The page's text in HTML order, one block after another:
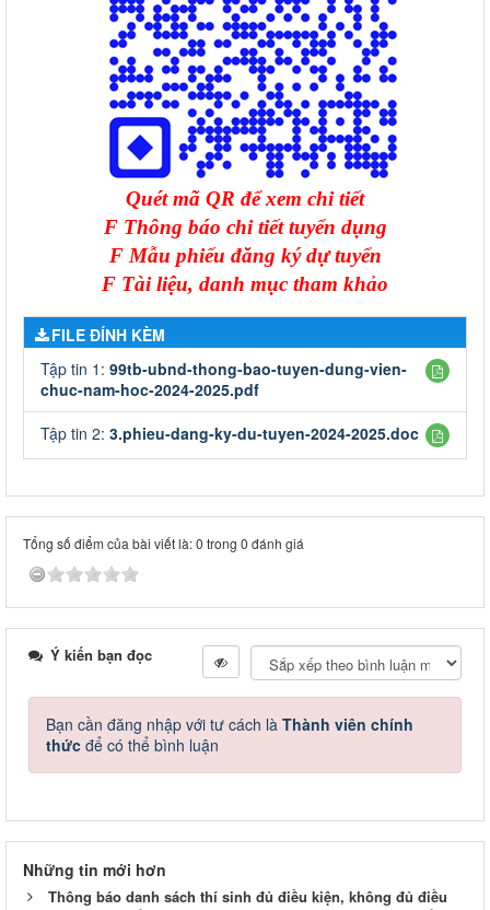
Quét mã QR để xem chi tiết
FThông báo chi tiết tuyển dụng
FMẫu phiếu đăng ký dự tuyển
F Tài liệu, danh mục tham khảo
FILE ĐÍNH KÈM
Tập tin 1: 99tb-ubnd-thong-bao-tuyen-dung-vien-
chuc-nam-hoc-2024-2025.pdf
Tập tin 2: 3.phieu-dang-ky-du-tuyen-2024-2025.doc
Tổng số điểm của bài viết là: 0 trong 0 đánh giá
Ý kiến bạn đọc
Bạn cần đăng nhập với tư cách là Thành viên chính
thức để có thể bình luận
Những tin mới hơn
Thông báo danh sách thí sinh đủ điều kiện, không đủ điều